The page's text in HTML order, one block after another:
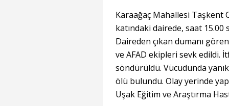
Karaağaç Mahallesi Taşkent
katındaki dairede, saat 15.00
Daireden çıkan dumanı
ve AFAD ekipleri sevk edildi.
söndürüldü. Vücudunda
ölü bulundu. Olay yerinde
Uşak Eğitim ve Araştırma